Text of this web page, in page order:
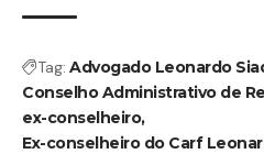
Tag: Advogado Leonardo
Conselho Administrativo de
ex-conselheiro
Ex-conselheiro do Carf